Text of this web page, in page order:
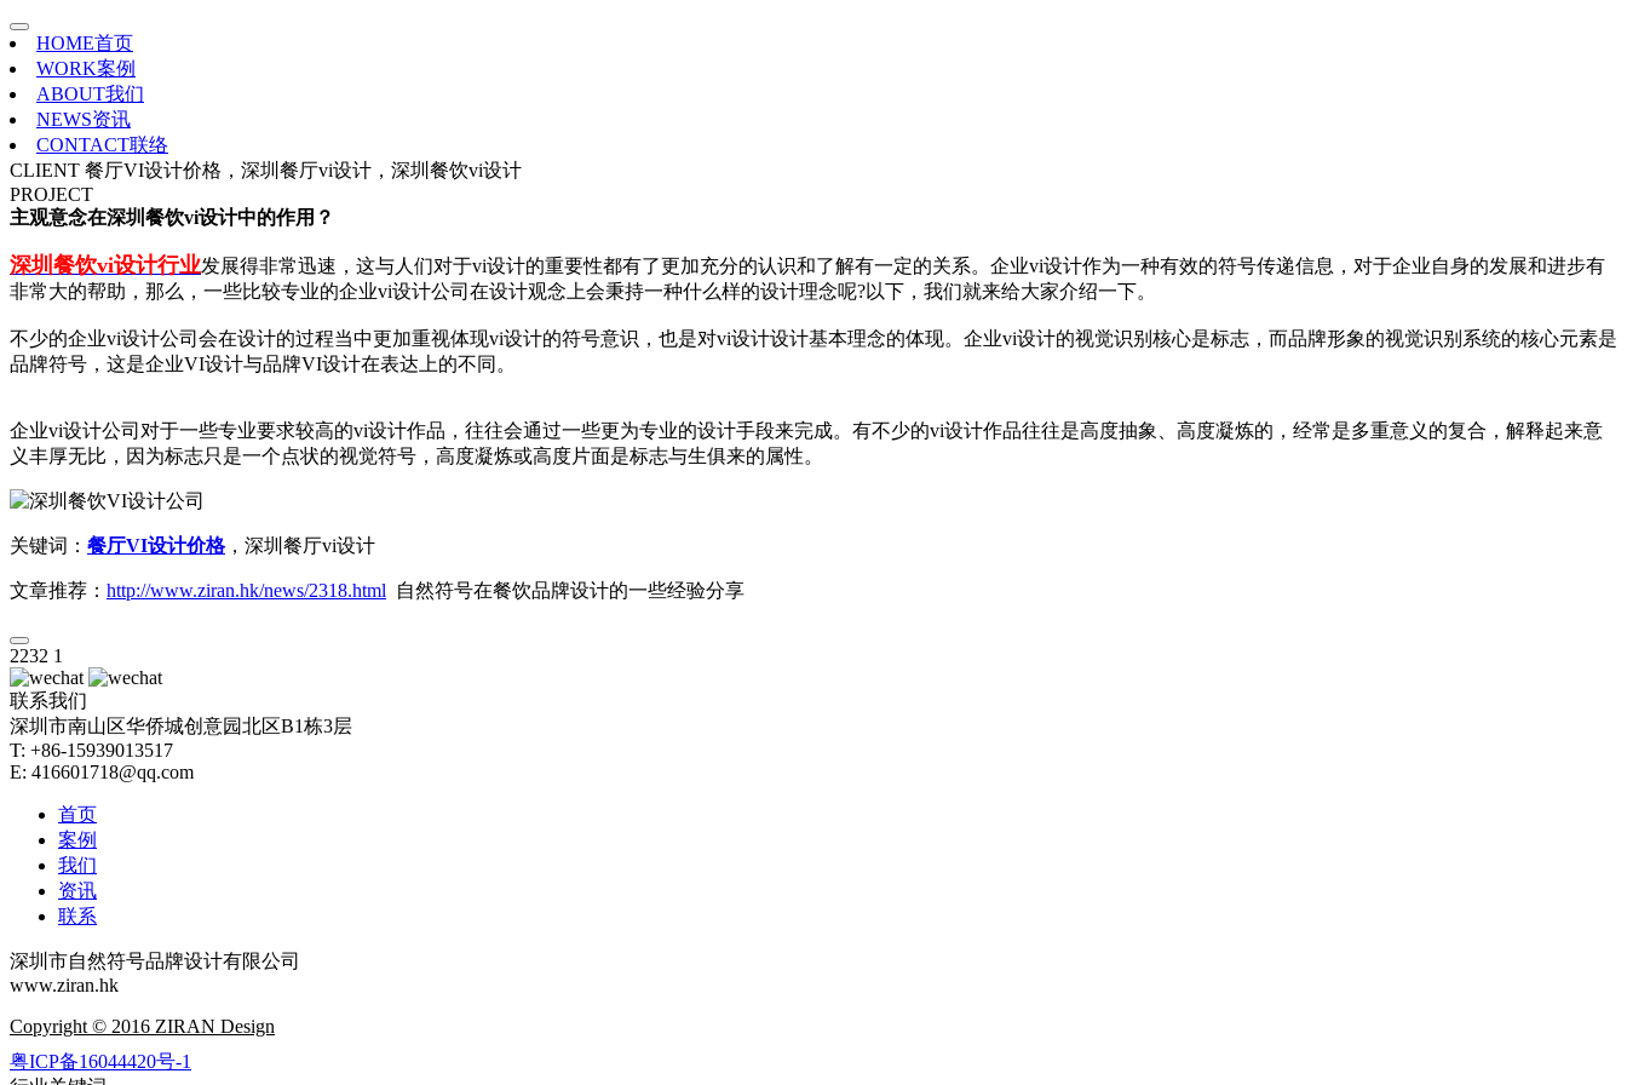
HOME首页
WORK案例
ABOUT我们
NEWS资讯
CONTACT联络
CLIENT 餐厅VI设计价格，深圳餐厅vi设计，深圳餐饮vi设计
PROJECT
主观意念在深圳餐饮vi设计中的作用？
深圳餐饮vi设计行业发展得非常迅速，这与人们对于vi设计的重要性都有了更加充分的认识和了解有一定的关系。企业vi设计作为一种有效的符号传递信息，对于企业自身的发展和进步有
非常大的帮助，那么，一些比较专业的企业vi设计公司在设计观念上会秉持一种什么样的设计理念呢?以下，我们就来给大家介绍一下。
不少的企业vi设计公司会在设计的过程当中更加重视体现vi设计的符号意识，也是对vi设计设计基本理念的体现。企业vi设计的视觉识别核心是标志，而品牌形象的视觉识别系统的核心元素是
品牌符号，这是企业VI设计与品牌VI设计在表达上的不同。
企业vi设计公司对于一些专业要求较高的vi设计作品，往往会通过一些更为专业的设计手段来完成。有不少的vi设计作品往往是高度抽象、高度凝炼的，经常是多重意义的复合，解释起来意
义丰厚无比，因为标志只是一个点状的视觉符号，高度凝炼或高度片面是标志与生俱来的属性。
关键词： 餐厅VI设计价格，深圳餐厅vi设计
文章推荐： http://www.ziran.hk/news/2318.html 自然符号在餐饮品牌设计的一些经验分享
2232 1
联系我们
深圳市南山区华侨城创意园北区B1栋3层
T: +86-15939013517
E: 416601718@qq.com
首页
案例
我们
资讯
联系
深圳市自然符号品牌设计有限公司
www.ziran.hk
Copyright © 2016 ZIRAN Design
粤ICP备16044420号-1